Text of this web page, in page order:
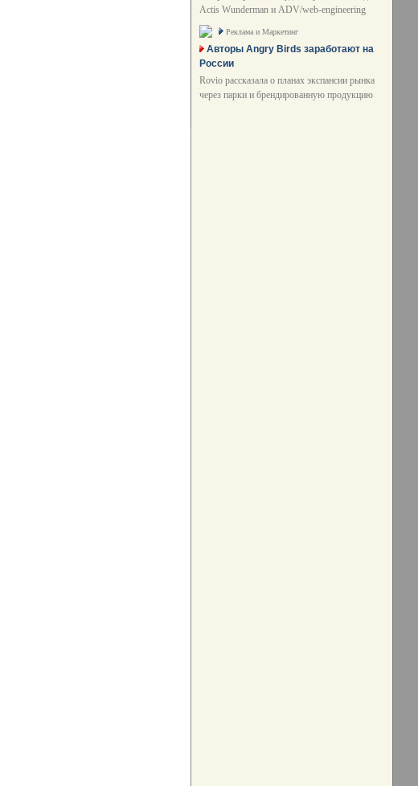
Actis Wunderman и ADV/web-engineering
Реклама и Маркетинг
Авторы Angry Birds заработают на
России
Rovio рассказала о планах экспансии рынка
через парки и брендированную продукцию